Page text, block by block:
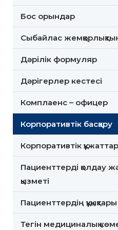
Бос орындар
Сыбайлас
Дәрілік формуляр
Дәрігерлер кестесі
Комплаенс – офицер
Корпоративтік басқару
Корпоративтік құжаттар
Пациенттерді қолдау
қызметі
Пациенттердің
Тегін медициналық